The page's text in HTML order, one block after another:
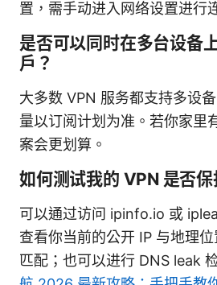
置，需手动进入网络设置进行
是否可以同时在多台设备
户？
大多数 VPN 服务都支持多设
量以订阅计划为准。若你家里
案会更划算。
如何测试我的 VPN 是否保
可以通过访问 ipinfo.io 或
查看你当前的公开 IP 与地理
匹配；也可以进行 DNS leak